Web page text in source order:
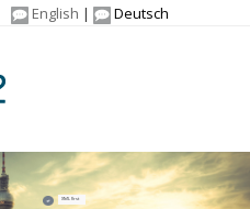
English Deutsch
XML first